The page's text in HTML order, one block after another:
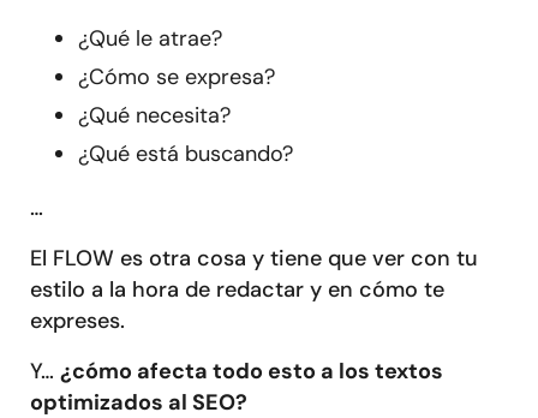
¿Qué le atrae?
¿Cómo se expresa?
¿Qué necesita?
¿Qué está buscando?
…
El FLOW es otra cosa y tiene que ver con tu
estilo a la hora de redactar y en cómo te
expreses.
Y… ¿cómo afecta todo esto a los textos
optimizados al SEO?